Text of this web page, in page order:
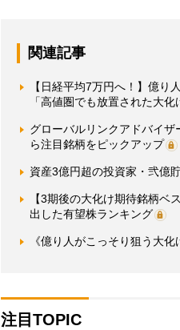
関連記事
【日経平均7万円へ！】億り
「高値圏でも放置された大
グローバルリンクアドバイ
ら注目銘柄をピックアップ
資産3億円超の投資家・弐億
【3期後の大化け期待銘柄
出した有望株ランキング
《億り人がこっそり狙う大
注目TOPIC